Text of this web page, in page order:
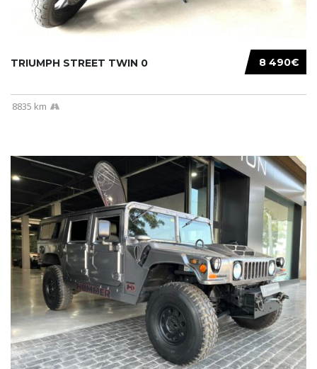
8 490€
TRIUMPH STREET TWIN 0
8835 km